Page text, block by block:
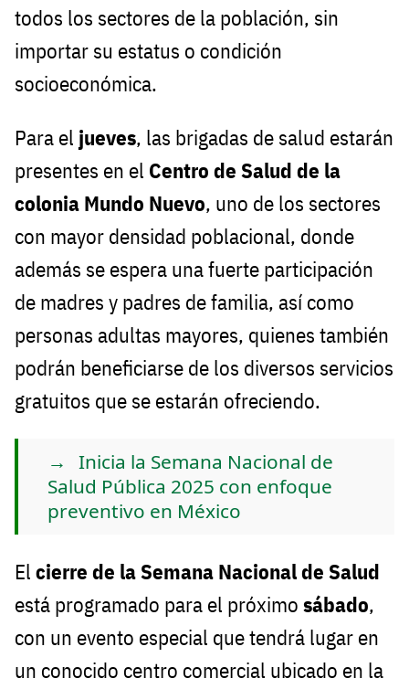
todos los sectores de la población, sin
importar su estatus o condición
socioeconómica.
Para el jueves, las brigadas de salud estarán
presentes en el Centro de Salud de la
colonia Mundo Nuevo, uno de los sectores
con mayor densidad poblacional, donde
además se espera una fuerte participación
de madres y padres de familia, así como
personas adultas mayores, quienes también
podrán beneficiarse de los diversos servicios
gratuitos que se estarán ofreciendo.
Inicia la Semana Nacional de
Salud Pública 2025 con enfoque
preventivo en México
El cierre de la Semana Nacional de Salud
está programado para el próximo sábado,
con un evento especial que tendrá lugar en
un conocido centro comercial ubicado en la